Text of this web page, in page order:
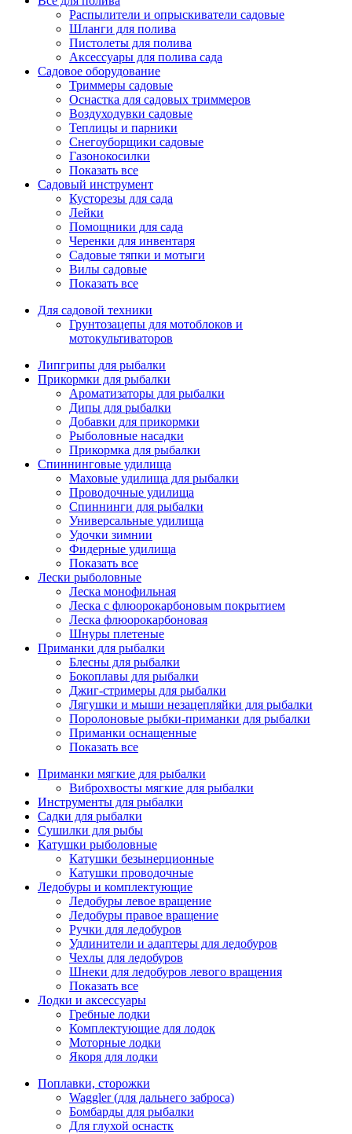
Распылители и опрыскиватели садовые
Шланги для полива
Пистолеты для полива
Аксессуары для полива сада
Садовое оборудование
Триммеры садовые
Оснастка для садовых триммеров
Воздуходувки садовые
Теплицы и парники
Снегоуборщики садовые
Газонокосилки
Показать все
Садовый инструмент
Кусторезы для сада
Лейки
Помощники для сада
Черенки для инвентаря
Садовые тяпки и мотыги
Вилы садовые
Показать все
Для садовой техники
Грунтозацепы для мотоблоков и
мотокультиваторов
Липгрипы для рыбалки
Прикормки для рыбалки
Ароматизаторы для рыбалки
Дипы для рыбалки
Добавки для прикормки
Рыболовные насадки
Прикормка для рыбалки
Спиннинговые удилища
Маховые удилища для рыбалки
Проводочные удилища
Спиннинги для рыбалки
Универсальные удилища
Удочки зимнии
Фидерные удилища
Показать все
Лески рыболовные
Леска монофильная
Леска с флюорокарбоновым покрытием
Леска флюорокарбоновая
Шнуры плетеные
Приманки для рыбалки
Блесны для рыбалки
Бокоплавы для рыбалки
Джиг-стримеры для рыбалки
Лягушки и мыши незацепляйки для рыбалки
Поролоновые рыбки-приманки для рыбалки
Приманки оснащенные
Показать все
Приманки мягкие для рыбалки
Виброхвосты мягкие для рыбалки
Инструменты для рыбалки
Садки для рыбалки
Сушилки для рыбы
Катушки рыболовные
Катушки безынерционные
Катушки проводочные
Ледобуры и комплектующие
Ледобуры левое вращение
Ледобуры правое вращение
Ручки для ледобуров
Удлинители и адаптеры для ледобуров
Чехлы для ледобуров
Шнеки для ледобуров левого вращения
Показать все
Лодки и аксессуары
Гребные лодки
Комплектующие для лодок
Моторные лодки
Якоря для лодки
Поплавки, сторожки
Waggler (для дальнего заброса)
Бомбарды для рыбалки
Для глухой оснастк